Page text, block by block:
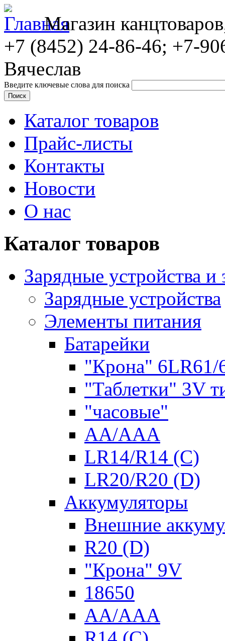
Магазин
+7 (8452) 24-86-46; +7-
Вячеслав
Введите ключевые слова для поиска
Каталог товаров
Прайс-листы
Контакты
Новости
О нас
Каталог товаров
Зарядные устройства
Зарядные устройства
Элементы питания
Батарейки
"Крона" 6LR61/
"Таблетки" 3V
"часовые"
AA/AAA
LR14/R14 (C)
LR20/R20 (D)
Аккумуляторы
Внешние
R20 (D)
"Крона" 9V
18650
AA/AAA